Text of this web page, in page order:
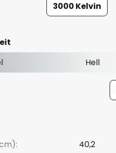
3000 Kelvin
Hell
40,2